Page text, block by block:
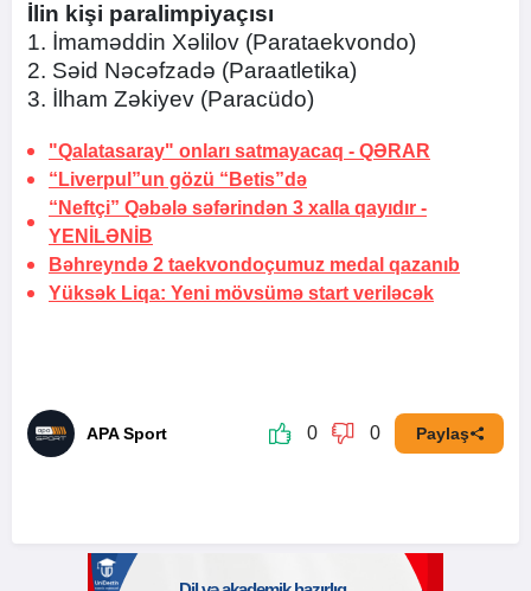
İlin kişi paralimpiyaçısı
1. İmaməddin Xəlilov (Parataekvondo)
2. Səid Nəcəfzadə (Paraatletika)
3. İlham Zəkiyev (Paracüdo)
"Qalatasaray" onları satmayacaq - QƏRAR
“Liverpul”un gözü “Betis”də
“Neftçi” Qəbələ səfərindən 3 xalla qayıdır -
YENİLƏNİB
Bəhreyndə 2 taekvondoçumuz medal qazanıb
Yüksək Liqa: Yeni mövsümə start veriləcək
APA Sport 0 0 Paylaş